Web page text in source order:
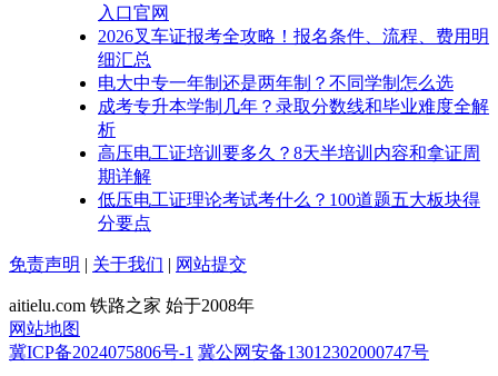
入口官网
2026叉车证报考全攻略！报名条件、流程、费用明
细汇总
电大中专一年制还是两年制？不同学制怎么选
成考专升本学制几年？录取分数线和毕业难度全解
析
高压电工证培训要多久？8天半培训内容和拿证周
期详解
低压电工证理论考试考什么？100道题五大板块得
分要点
免责声明 | 关于我们 | 网站提交
aitielu.com 铁路之家 始于2008年
网站地图
冀ICP备2024075806号-1 冀公网安备13012302000747号